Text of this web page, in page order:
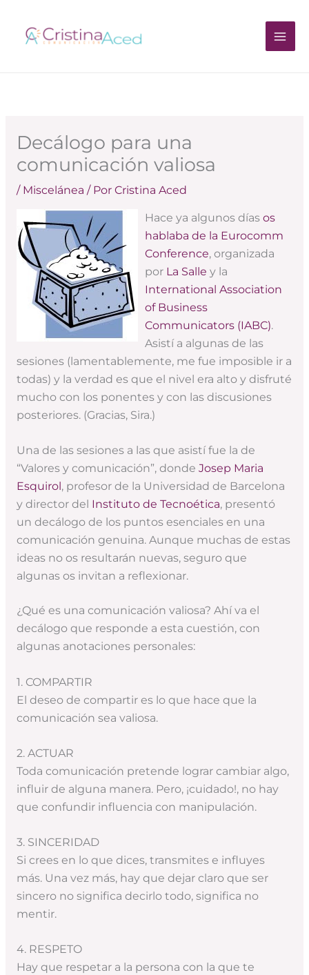
contenido
Decálogo para una
comunicación valiosa
/ Miscelánea / Por Cristina Aced
Hace ya algunos días os
hablaba de la Eurocomm
Conference, organizada
por La Salle y la
International Association
of Business
Communicators (IABC).
Asistí a algunas de las
sesiones (lamentablemente, me fue imposible ir a
todas) y la verdad es que el nivel era alto y disfruté
mucho con los ponentes y con las discusiones
posteriores. (Gracias, Sira.)
Una de las sesiones a las que asistí fue la de
“Valores y comunicación”, donde Josep Maria
Esquirol, profesor de la Universidad de Barcelona
y director del Instituto de Tecnoética, presentó
un decálogo de los puntos esenciales en una
comunicación genuina. Aunque muchas de estas
ideas no os resultarán nuevas, seguro que
algunas os invitan a reflexionar.
¿Qué es una comunicación valiosa? Ahí va el
decálogo que responde a esta cuestión, con
algunas anotaciones personales:
1. COMPARTIR
El deseo de compartir es lo que hace que la
comunicación sea valiosa.
2. ACTUAR
Toda comunicación pretende lograr cambiar algo,
influir de alguna manera. Pero, ¡cuidado!, no hay
que confundir influencia con manipulación.
3. SINCERIDAD
Si crees en lo que dices, transmites e influyes
más. Una vez más, hay que dejar claro que ser
sincero no significa decirlo todo, significa no
mentir.
4. RESPETO
Hay que respetar a la persona con la que te